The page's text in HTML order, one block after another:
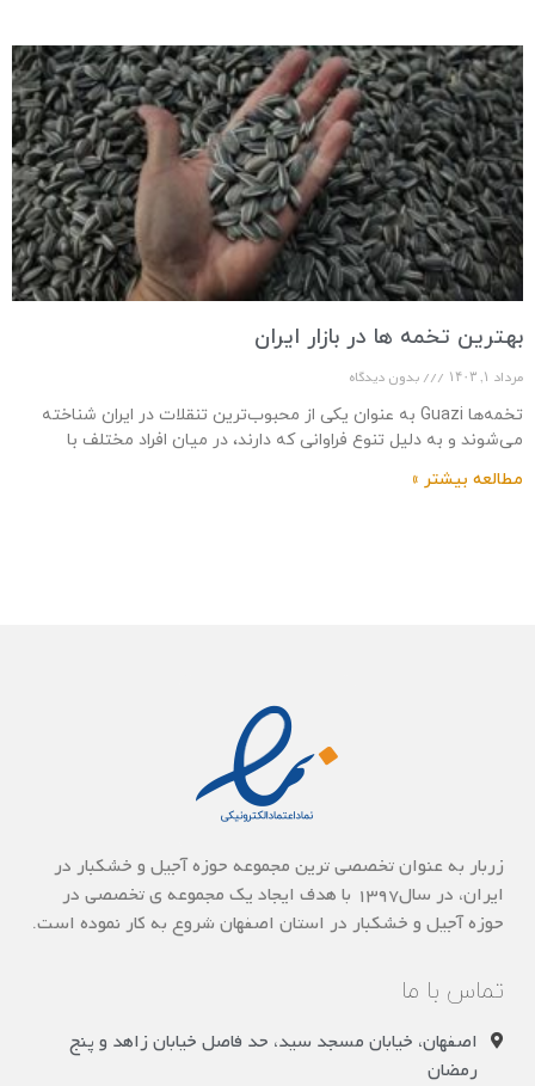
بهترین تخمه ها در بازار ایران
مرداد ۱, ۱۴۰۳ بدون دیدگاه
تخمه‌ها Guazi به عنوان یکی از محبوب‌ترین تنقلات در ایران شناخته
می‌شوند و به دلیل تنوع فراوانی که دارند، در میان افراد مختلف با
مطالعه بیشتر »
زربار به عنوان تخصصی ترین مجموعه حوزه آجیل و خشکبار در
ایران، در سال1397 با هدف ایجاد یک مجموعه ی تخصصی در
حوزه آجیل و خشکبار در استان اصفهان شروع به کار نموده است.
تماس با ما
اصفهان، خیابان مسجد سید، حد فاصل خیابان زاهد و پنج
رمضان